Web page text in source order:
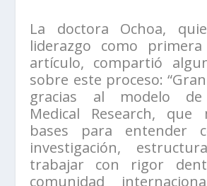
La doctora Ochoa,
liderazgo como
artículo, compartió
sobre este proceso:
gracias al modelo de
Medical Research,
bases para entender
investigación,
trabajar con rigor
comunidad